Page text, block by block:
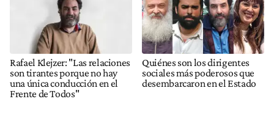
Rafael Klejzer: "Las relaciones
son tirantes porque no hay
una única conducción en el
Frente de Todos"
Quiénes son los dirigentes
sociales más poderosos que
desembarcaron en el Estado